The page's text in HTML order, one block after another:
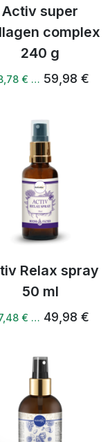
Activ super
complex
240 g
€ … 59,98 €
Relax spray
50 ml
€ … 49,98 €